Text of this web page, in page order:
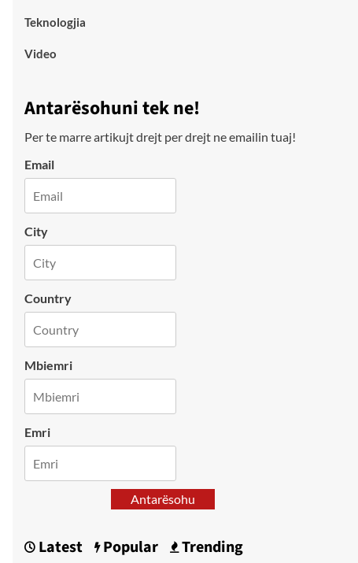
Teknologjia
Video
Antarësohuni tek ne!
Per te marre artikujt drejt per drejt ne emailin tuaj!
Email
City
Country
Mbiemri
Emri
Antarësohu
Latest Popular Trending